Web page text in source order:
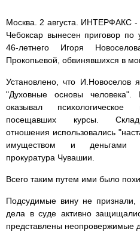
Москва. 2 августа. ИНТЕРФАКС
Чебоксар вынесен приговор по
46-летнего Игоря
Прокопьевой, обвинявшихся в
Установлено, что И.Новоселов
"Духовные основы
оказывал
посещавших курсы.
отношения использовались
имуществом и деньгами
прокуратура Чувашии.
Всего таким путем ими было
Подсудимые вину не признали,
дела в суде активно
представлены неопровержимые